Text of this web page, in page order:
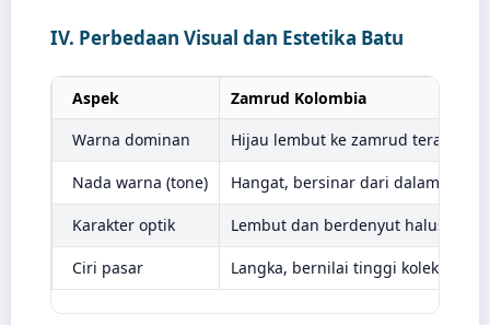
IV. Perbedaan Visual dan Estetika Batu
Aspek Zamrud Kolombia
Warna dominan
Hijau lembut ke zamrud terang
Nada warna (tone) Hangat, bersinar dari dalam
Karakter optik Lembut dan berdenyut halus
Ciri pasar Langka, bernilai tinggi kolektor